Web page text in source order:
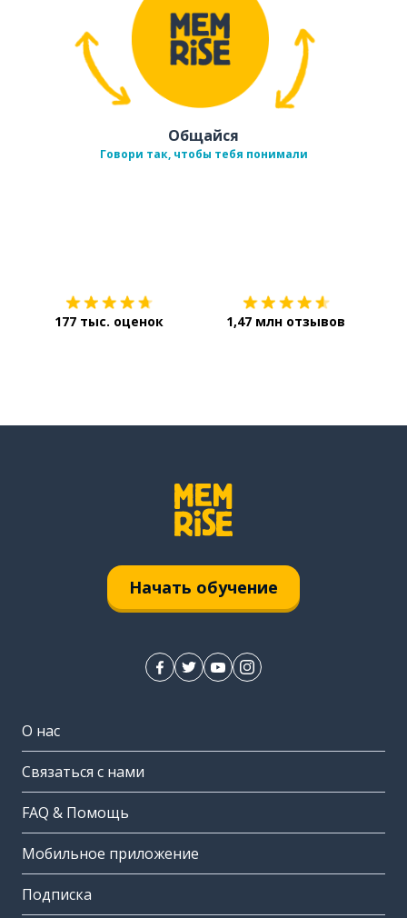
Общайся
Говори так, чтобы тебя понимали
177 тыс. оценок 1,47 млн отзывов
Начать обучение
О нас
Связаться с нами
FAQ & Помощь
Мобильное приложение
Подписка